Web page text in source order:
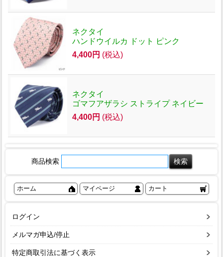
ネクタイ
ハンドウイルカ ドット ピンク
4,400円 (税込)
ネクタイ
ゴマフアザラシ ストライプ ネイビー
4,400円 (税込)
商品検索
ホーム マイページ カート
ログイン
メルマガ申込/停止
特定商取引法に基づく表示